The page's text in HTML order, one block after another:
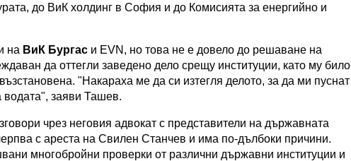
до ВиК холдинг в София и до Комисията за енергийно и
на ВиК Бургас и EVN, но това не е довело до решаване на
да оттегли заведено дело срещу институции, като му било
"Накараха ме да си изтегля делото, за да ми пуснат
водата", заяви Ташев.
чрез неговия адвокат с представители на държавната
с ареста на Свилен Станчев и има по-дълбоки причини.
многобройни проверки от различни държавни институции и